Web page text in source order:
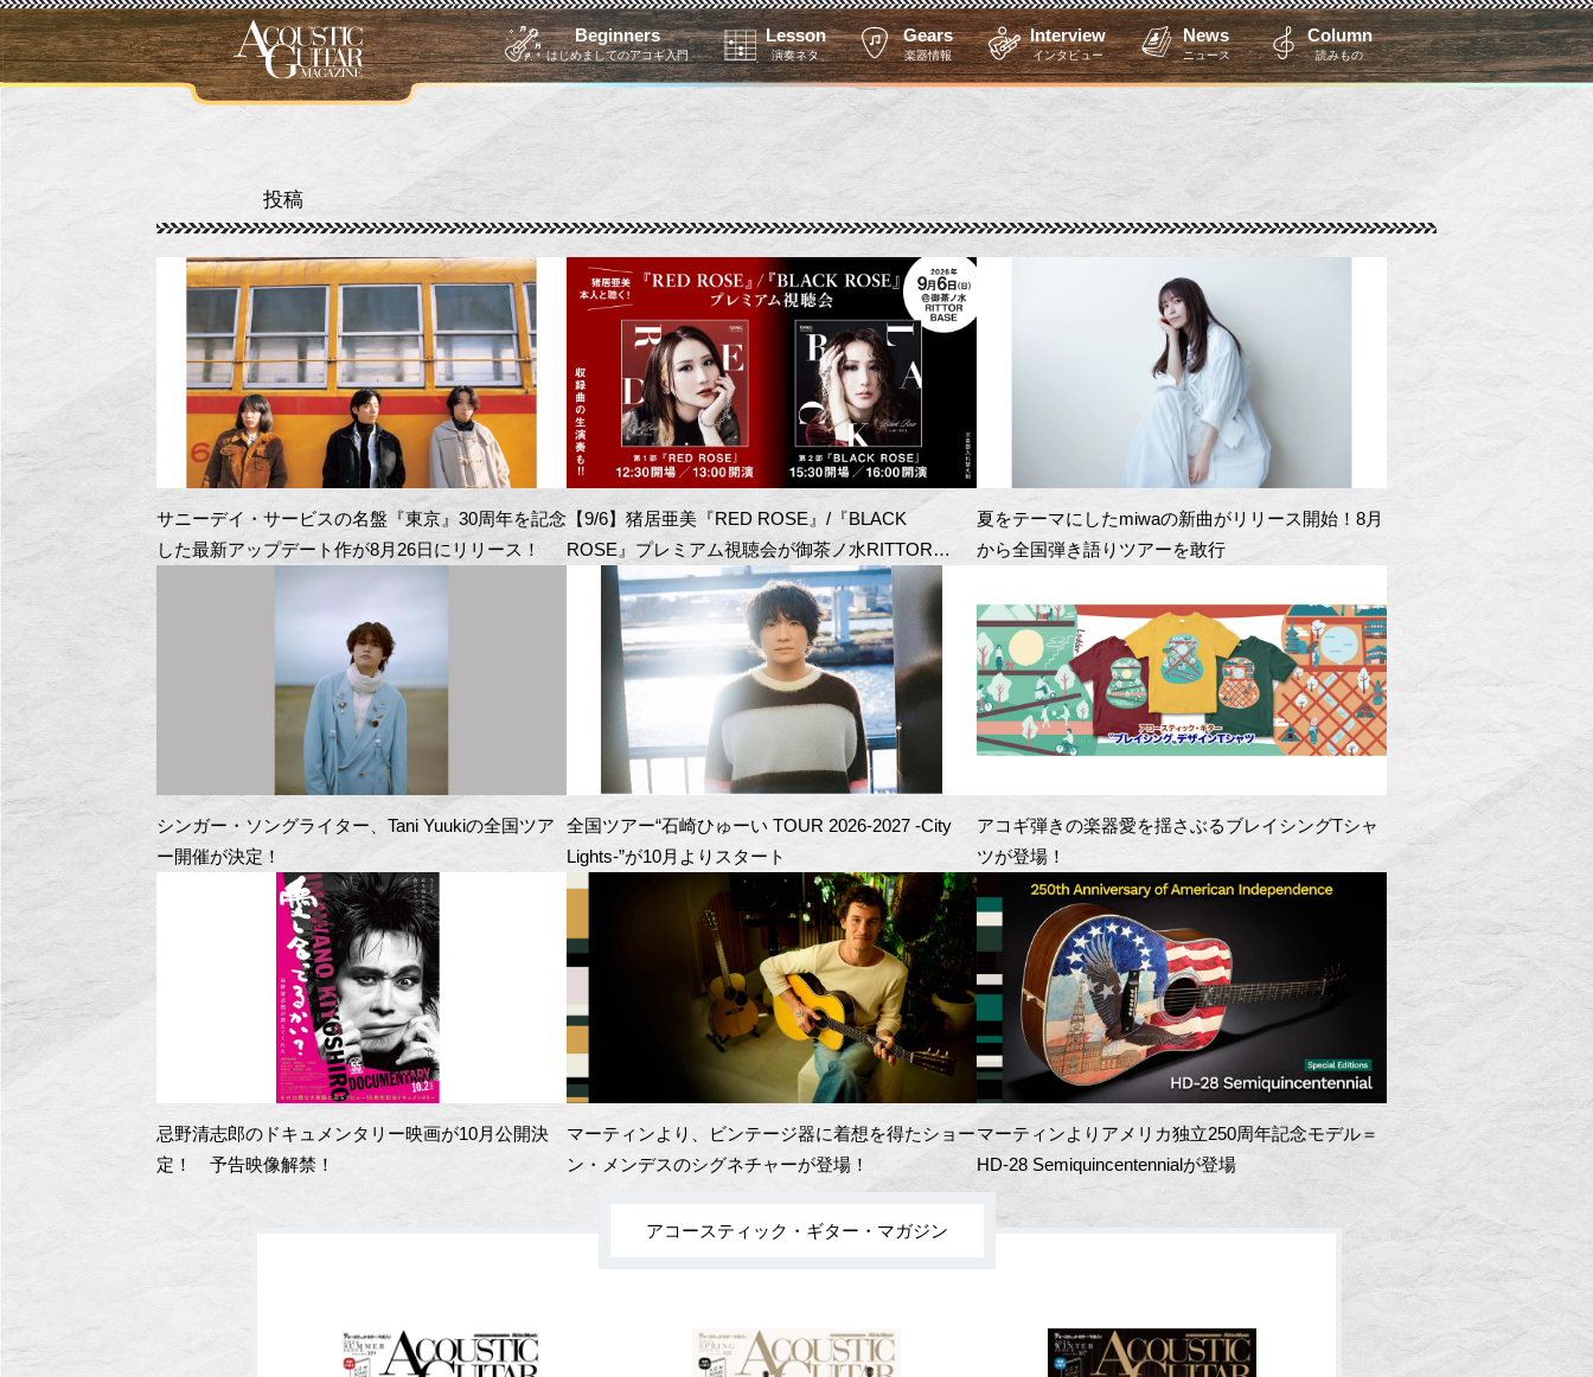
Beginners
はじめましてのアコギ入門
Lesson
演奏ネタ
Gears
楽器情報
Interview
インタビュー
News
ニュース
Column
読みもの
投稿
サニーデイ・サービスの名盤『東京』30周年を記念
した最新アップデート作が8月26日にリリース！
【9/6】猪居亜美『RED ROSE』/『BLACK
ROSE』プレミアム視聴会が御茶ノ水RITTOR
BASEにて開催！
夏をテーマにしたmiwaの新曲がリリース開始！8月
から全国弾き語りツアーを敢行
シンガー・ソングライター、Tani Yuukiの全国ツア
ー開催が決定！
全国ツアー“石崎ひゅーい TOUR 2026-2027 -City
Lights-”が10月よりスタート
アコギ弾きの楽器愛を揺さぶるブレイシングTシャ
ツが登場！
忌野清志郎のドキュメンタリー映画が10月公開決
定！ 予告映像解禁！
マーティンより、ビンテージ器に着想を得たショー
ン・メンデスのシグネチャーが登場！
マーティンよりアメリカ独立250周年記念モデル＝
HD-28 Semiquincentennialが登場
アコースティック・ギター・マガジン